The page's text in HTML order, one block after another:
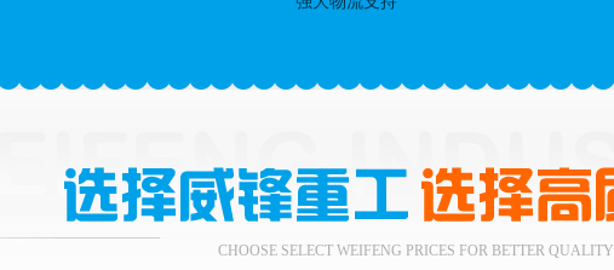
CHOOSE SELECT WEIFENG PRICES FOR BETTER QUALITY